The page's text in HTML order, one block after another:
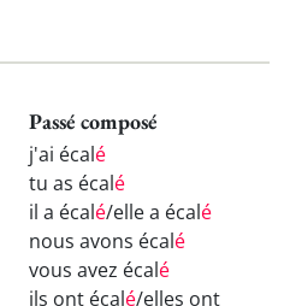
Passé composé
j'ai écalé
tu as écalé
il a écalé/elle a écalé
nous avons écalé
vous avez écalé
ils ont écalé/elles ont